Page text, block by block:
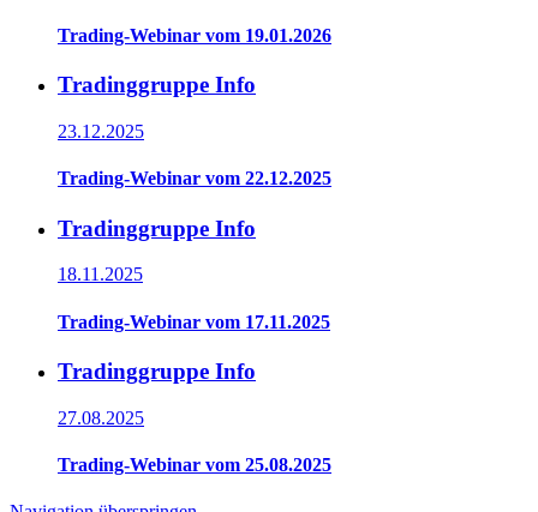
Trading-Webinar vom 19.01.2026
Tradinggruppe Info
23.12.2025
Trading-Webinar vom 22.12.2025
Tradinggruppe Info
18.11.2025
Trading-Webinar vom 17.11.2025
Tradinggruppe Info
27.08.2025
Trading-Webinar vom 25.08.2025